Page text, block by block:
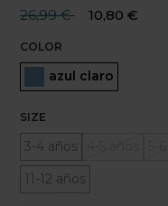
Precio reducido desde
26,99 €hasta
10,80 €
COLOR
azul claro
Seleccionado
SIZE
3-4 años
11-12 años